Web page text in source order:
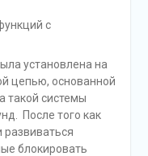
с
установлена на
цепью, основанной
такой системы
После того как
развиваться
блокировать